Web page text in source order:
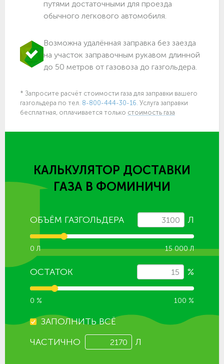
путями достаточными для проезда
обычного легкового автомобиля.
Возможна удалённая заправка без заезда
на участок заправочным рукавом длинной
до 50 метров от газовоза до газгольдера.
* Запросите расчёт стоимости газа для заправки вашего
газгольдера по тел. 8-800-444-30-16. Услуга заправки
бесплатная, оплачивается только стоимость газа
КАЛЬКУЛЯТОР ДОСТАВКИ
ГАЗА В ФОМИНИЧИ
ОБЪЁМ ГАЗГОЛЬДЕРА Л
0 Л 15 000 Л
ОСТАТОК %
0 % 100 %
ЗАПОЛНИТЬ ВСЁ
ЧАСТИЧНО
Л